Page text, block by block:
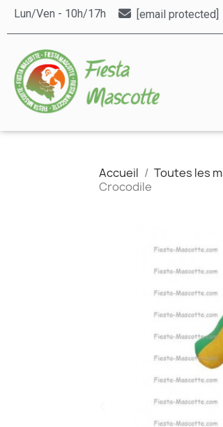
Lun/Ven - 10h/17h [email protected]
Accueil Toutes les
Crocodile